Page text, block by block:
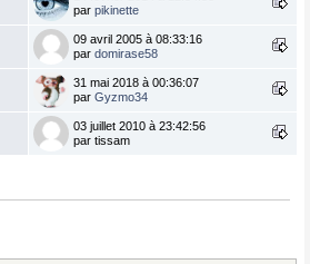
par pikinette
09 avril 2005 à 08:33:16
par domirase58
31 mai 2018 à 00:36:07
par Gyzmo34
03 juillet 2010 à 23:42:56
par tissam